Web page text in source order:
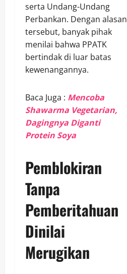
serta Undang-Undang
Perbankan. Dengan alasan
tersebut, banyak pihak
menilai bahwa PPATK
bertindak di luar batas
kewenangannya.
Baca Juga : Mencoba
Shawarma Vegetarian,
Dagingnya Diganti
Protein Soya
Pemblokiran
Tanpa
Pemberitahuan
Dinilai
Merugikan